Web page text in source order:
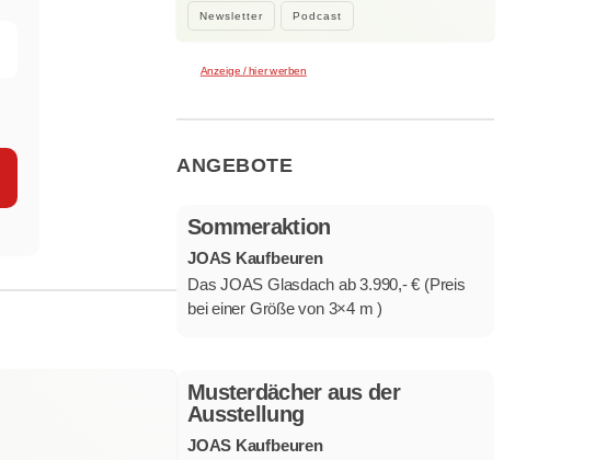
Newsletter Podcast
Anzeige / hier werben
ANGEBOTE
Sommeraktion
JOAS Kaufbeuren
Das JOAS Glasdach ab 3.990,- € (Preis
bei einer Größe von 3×4 m )
Musterdächer aus der
Ausstellung
JOAS Kaufbeuren